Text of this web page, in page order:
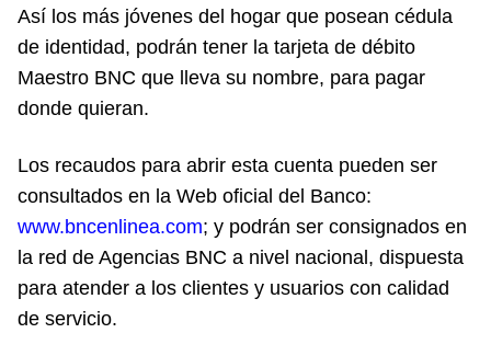
Así los más jóvenes del hogar que posean cédula
de identidad, podrán tener la tarjeta de débito
Maestro BNC que lleva su nombre, para pagar
donde quieran.
Los recaudos para abrir esta cuenta pueden ser
consultados en la Web oficial del Banco:
www.bncenlinea.com; y podrán ser consignados en
la red de Agencias BNC a nivel nacional, dispuesta
para atender a los clientes y usuarios con calidad
de servicio.